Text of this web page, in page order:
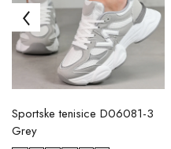
Sportske tenisice D06081-3
Grey